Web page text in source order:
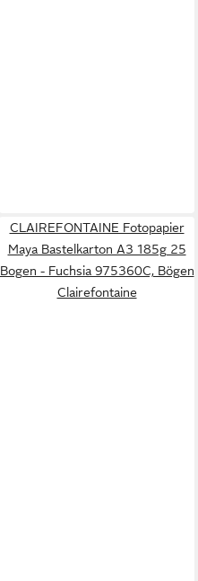
CLAIREFONTAINE Fotopapier
Maya Bastelkarton A3 185g 25
Bogen - Fuchsia 975360C, Bögen
Clairefontaine